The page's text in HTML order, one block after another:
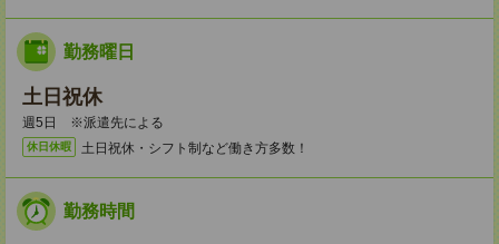
勤務曜日
土日祝休
週5日 ※派遣先による
休日休暇 土日祝休・シフト制など働き方多数！
勤務時間